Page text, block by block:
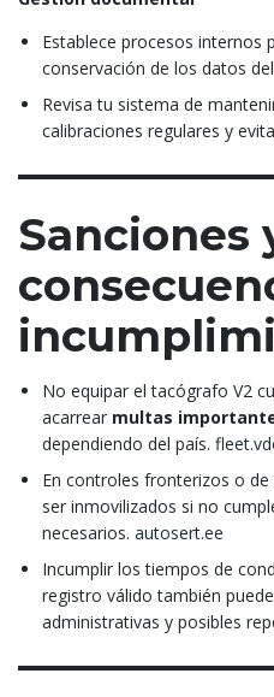
Establece procesos internos
conservación de los datos
Revisa tu sistema de
calibraciones regulares y
Sanciones
No equipar el tacógrafo V2
acarrear multas
dependiendo del país.
En controles fronterizos o
ser inmovilizados si no
necesarios. autosert.ee
Incumplir los tiempos de
registro válido también
administrativas y posibles